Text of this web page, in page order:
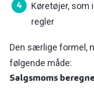
Køretøjer, som
regler
Den særlige formel,
følgende måde:
Salgsmoms